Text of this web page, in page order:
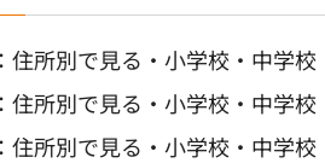
住所別で見る・小学校・中学
住所別で見る・小学校・中学
住所別で見る・小学校・中学